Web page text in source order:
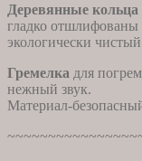
Деревянные кольца
гладко
экологически
Гремелка для
нежный звук.
Материал-